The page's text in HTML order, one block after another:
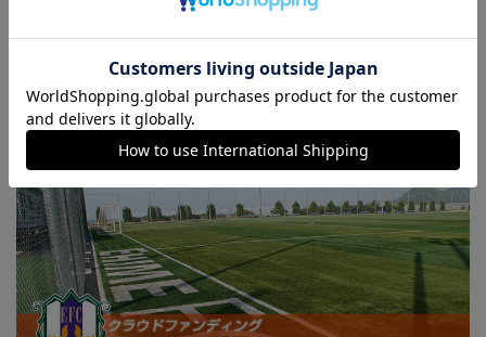
セールや新着アイテムなどのお得な情報をメールマガジンで
お知らせします！
※無料・不定期配信。設定にはログインが必要です。
メルマガ配信設定はこちら